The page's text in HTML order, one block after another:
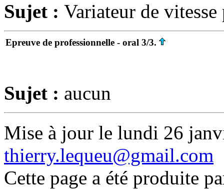
Sujet : Variateur de
Epreuve de professionnelle - oral 3/3.
Sujet : aucun
Mise à jour le lundi 26
thierry.lequeu@gmail.com
Cette page a été produite